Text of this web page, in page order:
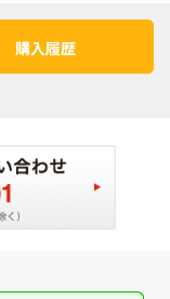
購入履歴